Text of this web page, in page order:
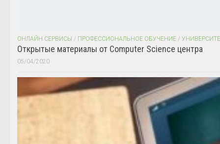
ОНЛАЙН СЕРВИСЫ / ПРОФЕССИОНАЛЬНОЕ ОБУЧЕНИЕ /
Открытые материалы от Computer Science центра
05/04/2020